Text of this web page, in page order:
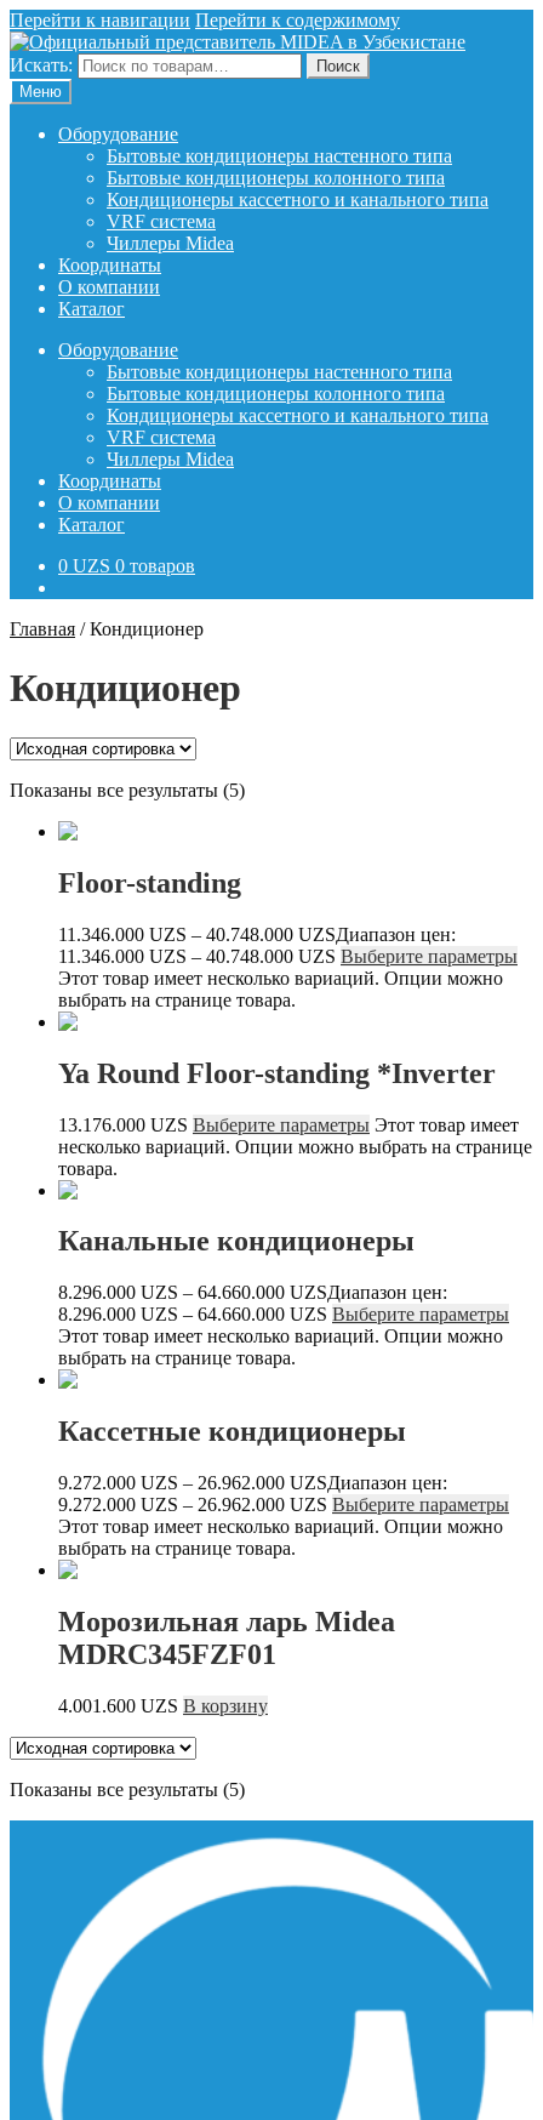
Перейти к навигации Перейти к содержимому
Искать:
Поиск
Меню
Оборудование
Бытовые кондиционеры настенного типа
Бытовые кондиционеры колонного типа
Кондиционеры кассетного и канального типа
VRF система
Чиллеры Midea
Координаты
О компании
Каталог
Оборудование
Бытовые кондиционеры настенного типа
Бытовые кондиционеры колонного типа
Кондиционеры кассетного и канального типа
VRF система
Чиллеры Midea
Координаты
О компании
Каталог
0 UZS 0 товаров
Главная /Кондиционер
Кондиционер
Показаны все результаты (5)
Floor-standing
11.346.000 UZS – 40.748.000 UZSДиапазон цен:
11.346.000 UZS – 40.748.000 UZS Выберите параметры
Этот товар имеет несколько вариаций. Опции можно
выбрать на странице товара.
Ya Round Floor-standing *Inverter
13.176.000 UZS Выберите параметры Этот товар имеет
несколько вариаций. Опции можно выбрать на странице
товара.
Канальные кондиционеры
8.296.000 UZS – 64.660.000 UZSДиапазон цен:
8.296.000 UZS – 64.660.000 UZS Выберите параметры
Этот товар имеет несколько вариаций. Опции можно
выбрать на странице товара.
Кассетные кондиционеры
9.272.000 UZS – 26.962.000 UZSДиапазон цен:
9.272.000 UZS – 26.962.000 UZS Выберите параметры
Этот товар имеет несколько вариаций. Опции можно
выбрать на странице товара.
Морозильная ларь Midea
MDRC345FZF01
4.001.600 UZS В корзину
Показаны все результаты (5)